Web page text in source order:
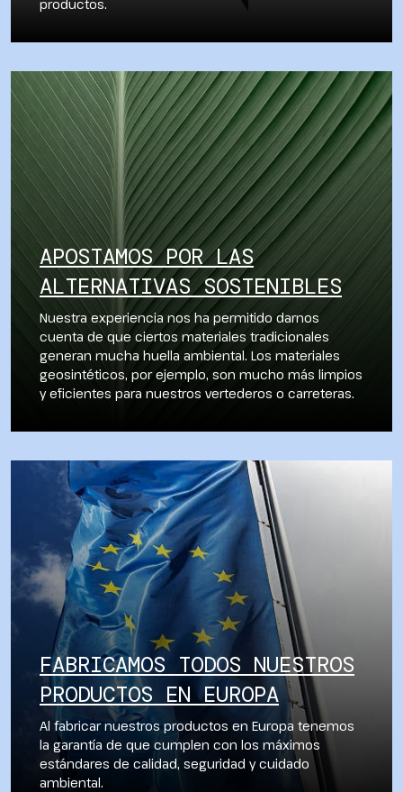
productos.
APOSTAMOS POR LAS
ALTERNATIVAS SOSTENIBLES
Nuestra experiencia nos ha permitido darnos
cuenta de que ciertos materiales tradicionales
generan mucha huella ambiental. Los materiales
geosintéticos, por ejemplo, son mucho más limpios
y eficientes para nuestros vertederos o carreteras.
FABRICAMOS TODOS NUESTROS
PRODUCTOS EN EUROPA
Al fabricar nuestros productos en Europa tenemos
la garantía de que cumplen con los máximos
estándares de calidad, seguridad y cuidado
ambiental.